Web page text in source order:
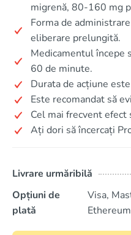
migrenă, 80-160 mg
Forma de
eliberare prelungită.
Medicamentul începe
60 de minute.
Durata de acțiune
Este recomandat să
Cel mai frecvent efect
Ați dori să încercați
Livrare urmăribilă
Opțiuni de
plată
Visa,
Ethereum